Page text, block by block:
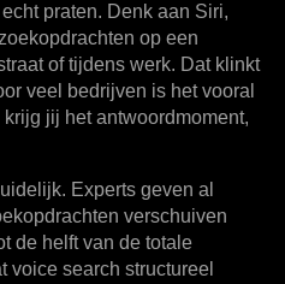
praten. Denk aan Siri,
op een
of tijdens werk. Dat klinkt
veel bedrijven is het vooral
jij het antwoordmoment,
Experts geven al
verschuiven
de helft van de totale
voice search structureel